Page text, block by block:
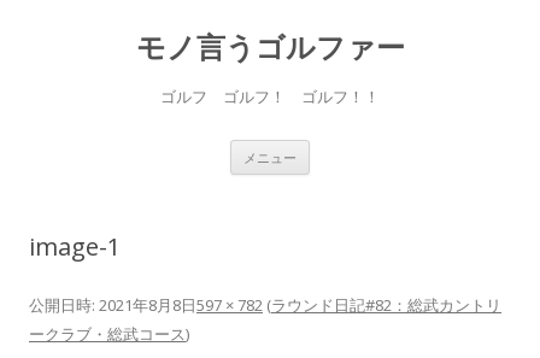
モノ言うゴルファー
ゴルフ ゴルフ！ ゴルフ！！
メニュー
プ
image-1
公開日時: 2021年8月8日597 × 782 (ラウンド日記#82：総武カントリ
ークラブ・総武コース)